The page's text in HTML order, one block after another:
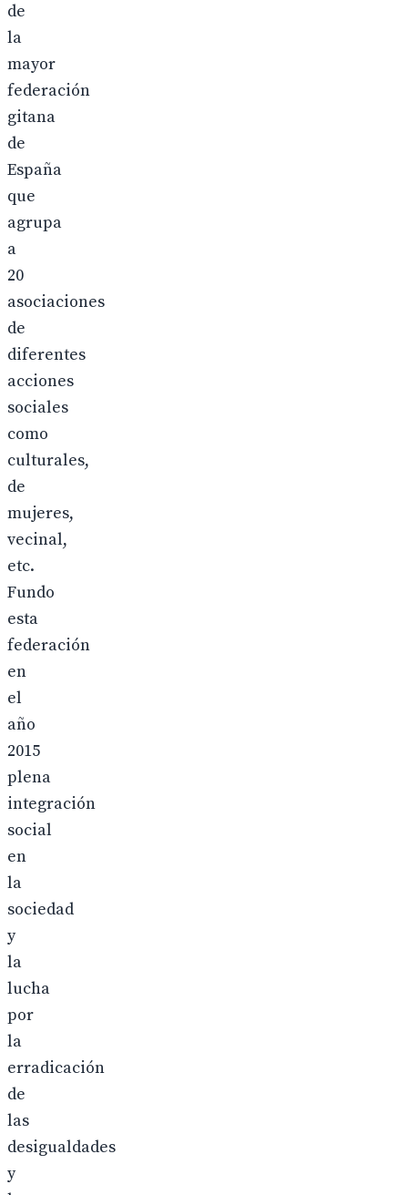
de
la
mayor
federación
gitana
de
España
que
agrupa
a
20
asociaciones
de
diferentes
acciones
sociales
como
culturales,
de
mujeres,
vecinal,
etc.
Fundo
esta
federación
en
el
año
2015
plena
integración
social
en
la
sociedad
y
la
lucha
por
la
erradicación
de
las
desigualdades
y